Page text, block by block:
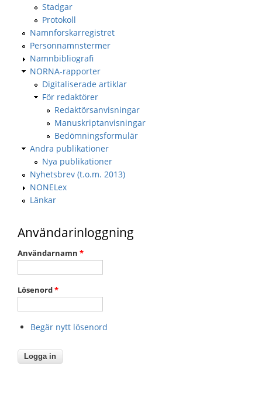
Stadgar
Protokoll
Namnforskarregistret
Personnamnstermer
Namnbibliografi
NORNA-rapporter
Digitaliserade artiklar
För redaktörer
Redaktörsanvisningar
Manuskriptanvisningar
Bedömningsformulär
Andra publikationer
Nya publikationer
Nyhetsbrev (t.o.m. 2013)
NONELex
Länkar
Användarinloggning
Användarnamn *
Lösenord*
Begär nytt lösenord